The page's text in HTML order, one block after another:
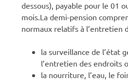
dessous), payable pour le 01
mois.La demi-pension
normaux relatifs à l’entretien
la surveillance de l’état
l’entretien des endroits
la nourriture, l’eau, le